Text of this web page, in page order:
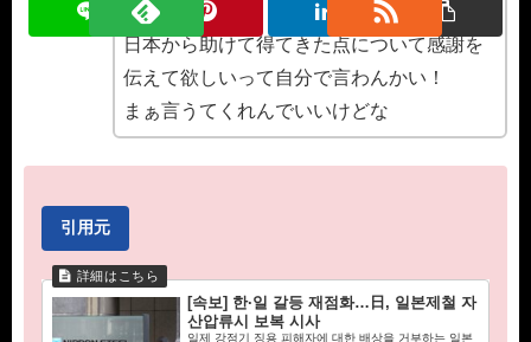
って思いますわ
日本から助けて得てきた点について感謝を
伝えて欲しいって自分で言わんかい！
まぁ言うてくれんでいいけどな
引用元
[속보] 한·일 갈등 재점화…日, 일본제철 자
산압류시 보복 시사
일제 강점기 징용 피해자에 대한 배상을 거부하는 일본